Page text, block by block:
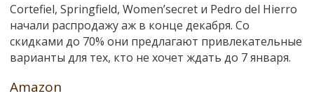
Cortefiel, Springfield, Women’secret и Pedro del Hierro
начали распродажу аж в конце декабря. Со
скидками до 70% они предлагают привлекательные
варианты для тех, кто не хочет ждать до 7 января.
Amazon